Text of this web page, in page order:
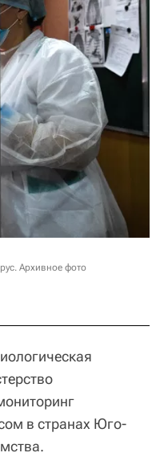
Архивное фото
в странах Юго-